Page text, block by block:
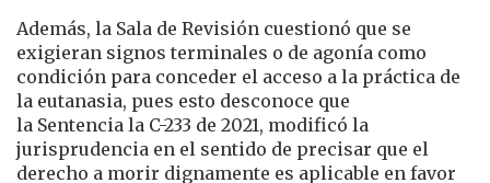
Además, la Sala de Revisión cuestionó que se
exigieran signos terminales o de agonía como
condición para conceder el acceso a la práctica de
la eutanasia, pues esto desconoce que
la Sentencia la C-233 de 2021, modificó la
jurisprudencia en el sentido de precisar que el
derecho a morir dignamente es aplicable en favor